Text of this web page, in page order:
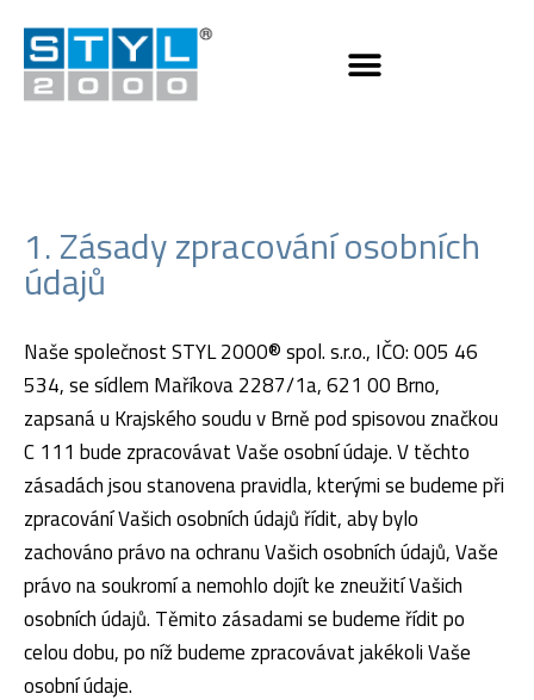
1. Zásady zpracování osobních
údajů
Naše společnost STYL 2000® spol. s.r.o., IČO: 005 46
534, se sídlem Maříkova 2287/1a, 621 00 Brno,
zapsaná u Krajského soudu v Brně pod spisovou značkou
C 111 bude zpracovávat Vaše osobní údaje. V těchto
zásadách jsou stanovena pravidla, kterými se budeme při
zpracování Vašich osobních údajů řídit, aby bylo
zachováno právo na ochranu Vašich osobních údajů, Vaše
právo na soukromí a nemohlo dojít ke zneužití Vašich
osobních údajů. Těmito zásadami se budeme řídit po
celou dobu, po níž budeme zpracovávat jakékoli Vaše
osobní údaje.